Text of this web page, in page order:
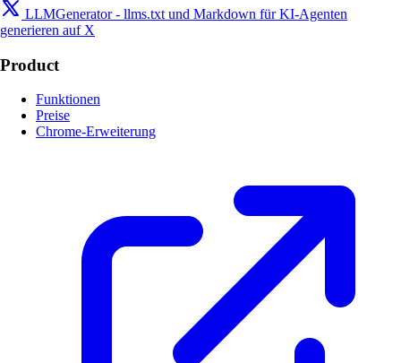
LLMGenerator - llms.txt und Markdown für KI-Agenten
generieren auf X
Product
Funktionen
Preise
Chrome-Erweiterung